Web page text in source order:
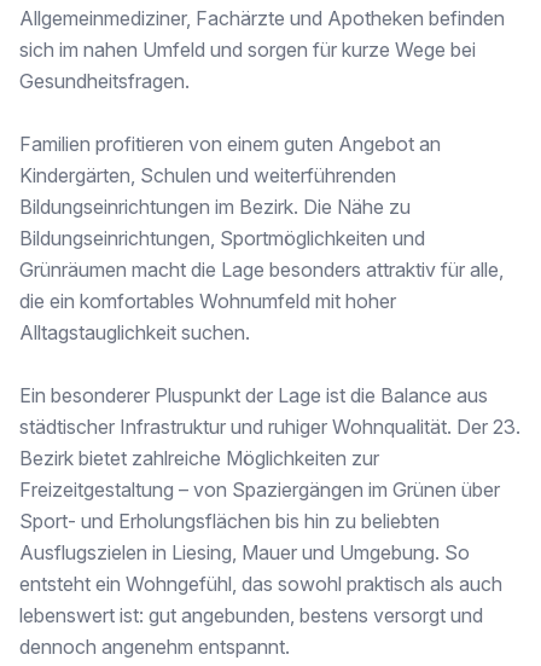
Nahversorgung
Supermarkt <500m
Bäckerei <1.000m
Einkaufszentrum <1.000m
Sonstige
Geldautomat <500m
Bank <500m
Post <500m
Polizei <1.500m
Verkehr
Bus <500m
U-Bahn <2.500m
Straßenbahn <1.000m
Autobahnanschluss <1.000m
Angaben Entfernung Luftlinie / Quelle: OpenStreetMap
Allgemeinmediziner, Fachärzte und Apotheken befinden
sich im nahen Umfeld und sorgen für kurze Wege bei
Gesundheitsfragen.
Familien profitieren von einem guten Angebot an
Kindergärten, Schulen und weiterführenden
Bildungseinrichtungen im Bezirk. Die Nähe zu
Bildungseinrichtungen, Sportmöglichkeiten und
Grünräumen macht die Lage besonders attraktiv für alle,
die ein komfortables Wohnumfeld mit hoher
Alltagstauglichkeit suchen.
Ein besonderer Pluspunkt der Lage ist die Balance aus
städtischer Infrastruktur und ruhiger Wohnqualität. Der 23.
Bezirk bietet zahlreiche Möglichkeiten zur
Freizeitgestaltung – von Spaziergängen im Grünen über
Sport- und Erholungsflächen bis hin zu beliebten
Ausflugszielen in Liesing, Mauer und Umgebung. So
entsteht ein Wohngefühl, das sowohl praktisch als auch
lebenswert ist: gut angebunden, bestens versorgt und
dennoch angenehm entspannt.